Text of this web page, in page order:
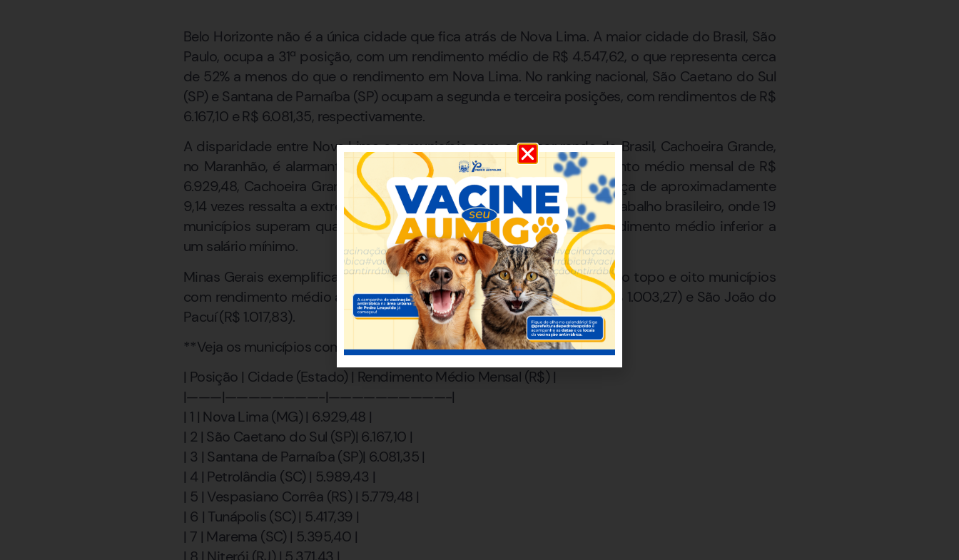
Belo Horizonte não é a única cidade que fica atrás de Nova Lima. A maior cidade do Brasil, São
Paulo, ocupa a 31ª posição, com um rendimento médio de R$ 4.547,62, o que representa cerca
de 52% a menos do que o rendimento em Nova Lima. No ranking nacional, São Caetano do Sul
(SP) e Santana de Parnaíba (SP) ocupam a segunda e terceira posições, com rendimentos de R$
6.167,10 e R$ 6.081,35, respectivamente.
A disparidade entre Nova Lima e o município com a menor renda do Brasil, Cachoeira Grande,
no Maranhão, é alarmante. Enquanto Nova Lima registra um rendimento médio mensal de R$
6.929,48, Cachoeira Grande apresenta apenas R$ 758,51. Essa diferença de aproximadamente
9,14 vezes ressalta a extrema desigualdade de renda no mercado de trabalho brasileiro, onde 19
municípios superam quatro salários mínimos, enquanto 520 têm rendimento médio inferior a
um salário mínimo.
Minas Gerais exemplifica essa polarização de renda, com Nova Lima no topo e oito municípios
com rendimento médio abaixo do salário mínimo, como Luislândia (R$ 1.003,27) e São João do
Pacuí (R$ 1.017,83).
**Veja os municípios com as maiores rendas do trabalho:**
| Posição | Cidade (Estado) | Rendimento Médio Mensal (R$) |
|———|————————-|——————————-|
| 1 | Nova Lima (MG) | 6.929,48 |
| 2 | São Caetano do Sul (SP)| 6.167,10 |
| 3 | Santana de Parnaíba (SP)| 6.081,35 |
| 4 | Petrolândia (SC) | 5.989,43 |
| 5 | Vespasiano Corrêa (RS) | 5.779,48 |
| 6 | Tunápolis (SC) | 5.417,39 |
| 7 | Marema (SC) | 5.395,40 |